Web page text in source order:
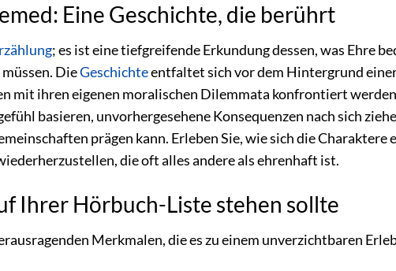
Eine Geschichte, die berührt
; es ist eine tiefgreifende Erkundung dessen, was Ehre
DieGeschichteentfaltet sich vor dem Hintergrund
mit ihren eigenen moralischen Dilemmata konfrontiert
basieren, unvorhergesehene Konsequenzen nach sich
prägen kann. Erleben Sie, wie sich die Charaktere
die oft alles andere als ehrenhaft ist.
Ihrer Hörbuch-Liste stehen sollte
Merkmalen, die es zu einem unverzichtbaren